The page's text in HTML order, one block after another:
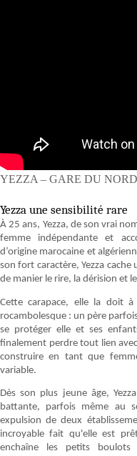
YEZZA – GARE DU
Yezza une sensibilité rare
À 25 ans, Yezza, de son vrai
femme indépendante et
d’origine marocaine et
son fort caractère, Yezza
de manier le rire, la dérision et
Cette carapace, elle la doit
rocambolesque : un père
se protéger elle et ses
finalement perdre tout lien
construire en tant que
variable.
Dès son plus jeune âge,
battante, parfois même au
expulsion de deux
incroyable fait qu'elle est
enchaîne les petits